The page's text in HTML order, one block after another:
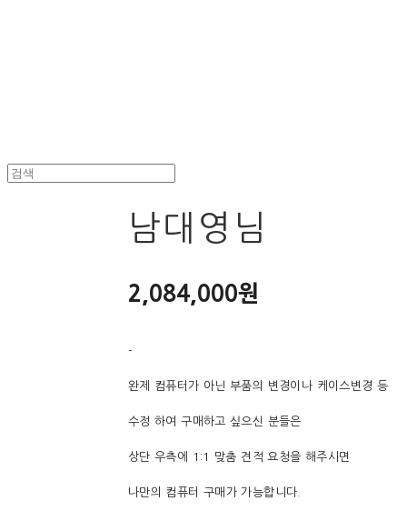
남대영님
2,084,000원
-
완제 컴퓨터가 아닌 부품의 변경이나 케이스변경 등
수정 하여 구매하고 싶으신 분들은
상단 우측에 1:1 맞춤 견적 요청을 해주시면
나만의 컴퓨터 구매가 가능합니다.